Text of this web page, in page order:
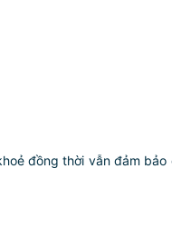
đồng thời vẫn đảm bảo